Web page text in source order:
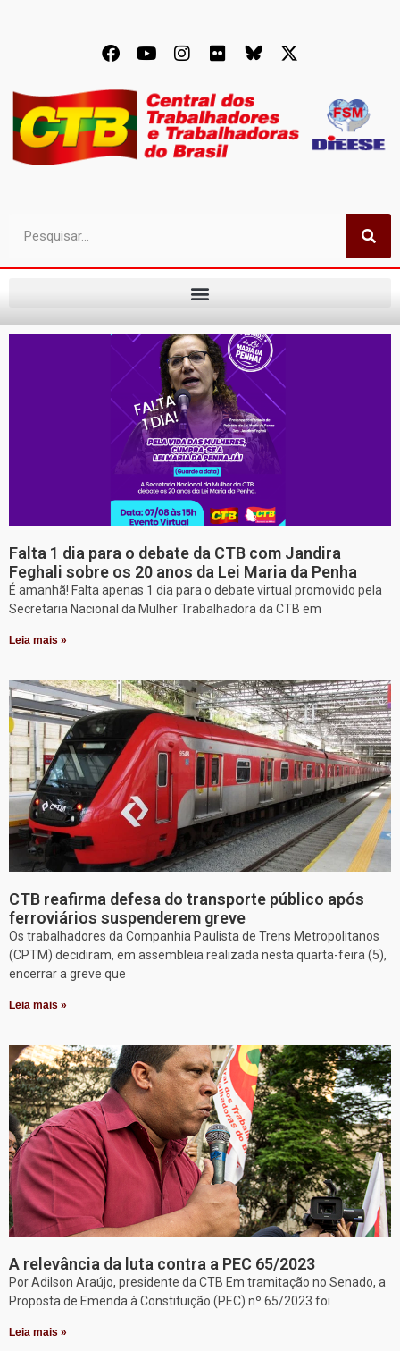
Falta 1 dia para o debate da CTB com Jandira
Feghali sobre os 20 anos da Lei Maria da Penha
É amanhã! Falta apenas 1 dia para o debate virtual promovido pela
Secretaria Nacional da Mulher Trabalhadora da CTB em
Leia mais »
CTB reafirma defesa do transporte público após
ferroviários suspenderem greve
Os trabalhadores da Companhia Paulista de Trens Metropolitanos
(CPTM) decidiram, em assembleia realizada nesta quarta-feira (5),
encerrar a greve que
Leia mais »
A relevância da luta contra a PEC 65/2023
Por Adilson Araújo, presidente da CTB Em tramitação no Senado, a
Proposta de Emenda à Constituição (PEC) nº 65/2023 foi
Leia mais »